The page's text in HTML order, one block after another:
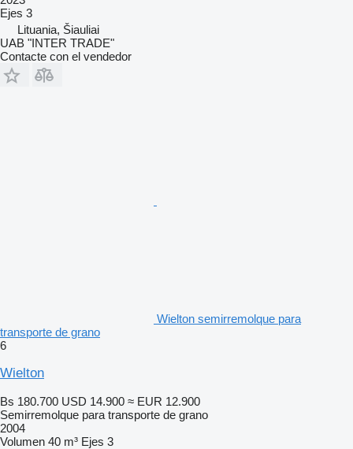
Ejes 3
Lituania, Šiauliai
UAB "INTER TRADE"
Contacte con el vendedor
Wielton semirremolque para
transporte de grano
6
Wielton
Bs 180.700 USD 14.900 ≈ EUR 12.900
Semirremolque para transporte de grano
2004
Volumen 40 m³ Ejes 3